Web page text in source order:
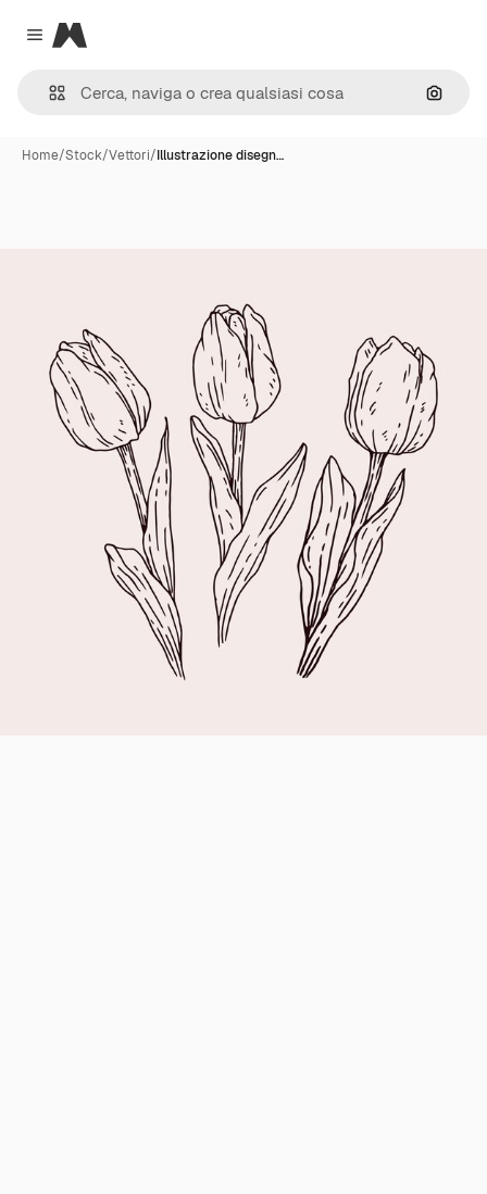
Close menu
Magnific
Cerca
Home/Stock/Vettori/Illustrazione disegn…